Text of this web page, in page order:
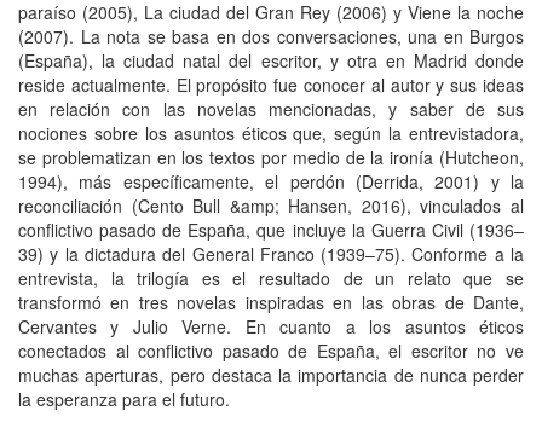
paraíso (2005), La ciudad del Gran Rey (2006) y Viene la noche
(2007). La nota se basa en dos conversaciones, una en Burgos
(España), la ciudad natal del escritor, y otra en Madrid donde
reside actualmente. El propósito fue conocer al autor y sus ideas
en relación con las novelas mencionadas, y saber de sus
nociones sobre los asuntos éticos que, según la entrevistadora,
se problematizan en los textos por medio de la ironía (Hutcheon,
1994), más específicamente, el perdón (Derrida, 2001) y la
reconciliación (Cento Bull &amp; Hansen, 2016), vinculados al
conflictivo pasado de España, que incluye la Guerra Civil (1936–
39) y la dictadura del General Franco (1939–75). Conforme a la
entrevista, la trilogía es el resultado de un relato que se
transformó en tres novelas inspiradas en las obras de Dante,
Cervantes y Julio Verne. En cuanto a los asuntos éticos
conectados al conflictivo pasado de España, el escritor no ve
muchas aperturas, pero destaca la importancia de nunca perder
la esperanza para el futuro.